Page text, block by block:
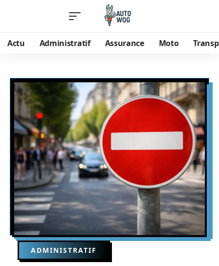
Actu Administratif Assurance Moto
ADMINISTRATIF